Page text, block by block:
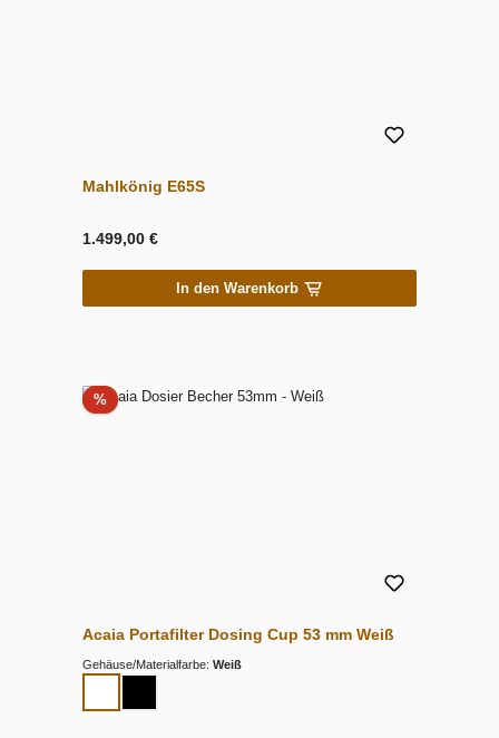
Mahlkönig E65S
1.499,00 €
In den Warenkorb
%Rabatt
Acaia Portafilter Dosing Cup 53 mm Weiß
Gehäuse/Materialfarbe: Weiß